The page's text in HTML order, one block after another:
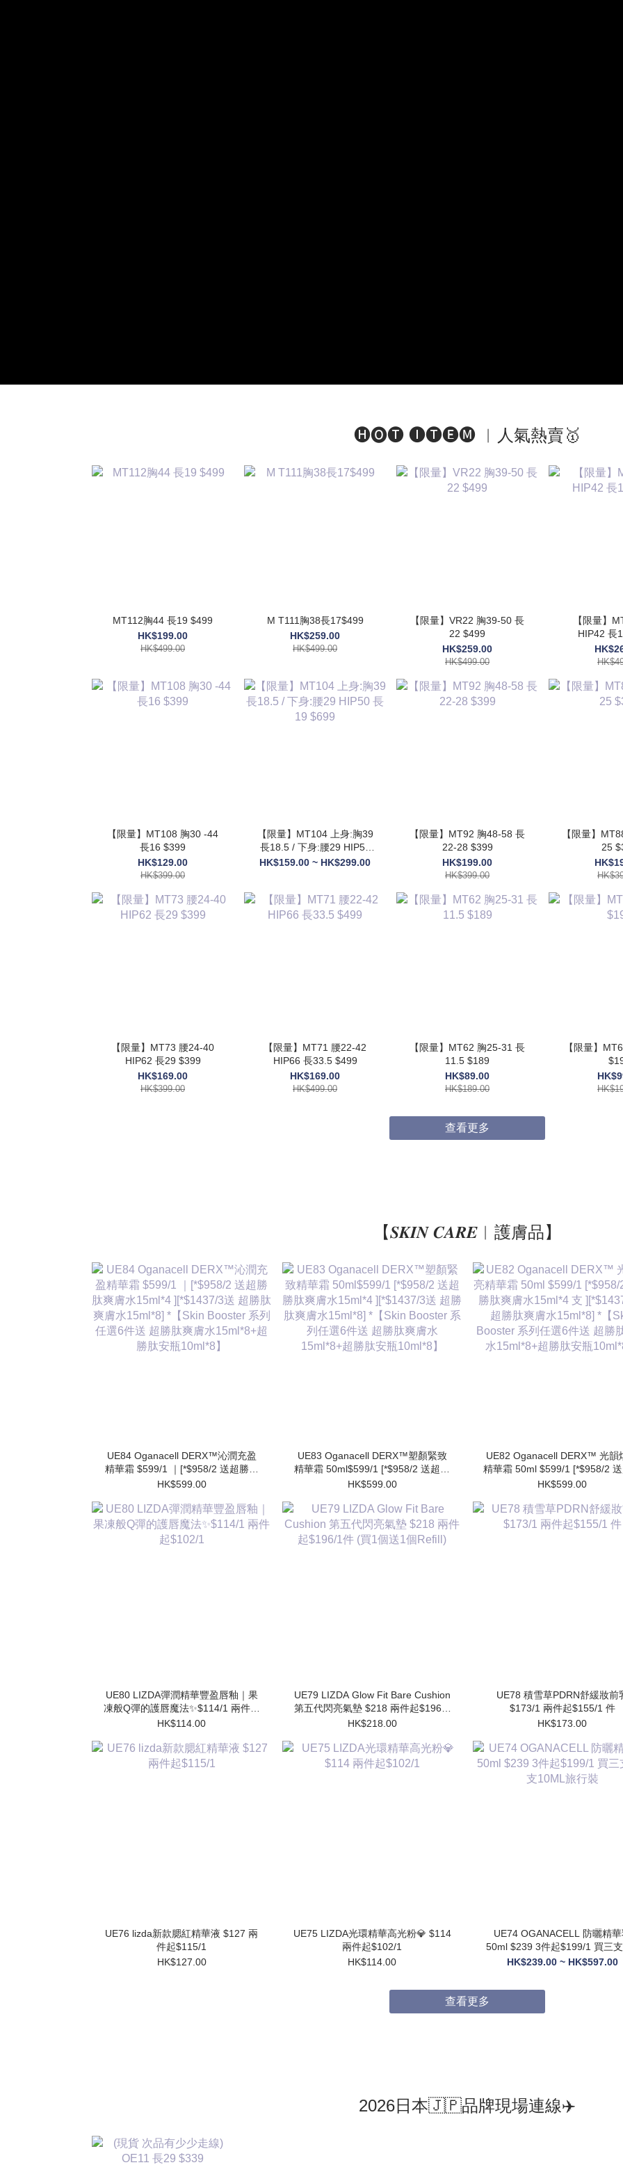
🅗🅞🅣 🅘🅣🅔🅜 ︱人氣熱賣🥇
MT112胸44 長19 $499
HK$199.00
HK$499.00
M T111胸38長17$499
HK$259.00
HK$499.00
【限量】VR22 胸39-50 長
22 $499
HK$259.00
HK$499.00
【限量】
HIP42 長
【限量】MT108 胸30 -44
長16 $399
HK$129.00
HK$399.00
【限量】MT104 上身:胸39
長18.5 / 下身:腰29 HIP50
長19 $699
HK$159.00 ~ HK$299.00
【限量】MT92 胸48-58 長
22-28 $399
HK$199.00
HK$399.00
【限量】
25
【限量】MT73 腰24-40
HIP62 長29 $399
HK$169.00
HK$399.00
【限量】MT71 腰22-42
HIP66 長33.5 $499
HK$169.00
HK$499.00
【限量】MT62 胸25-31 長
11.5 $189
HK$89.00
HK$189.00
【限量】
查看更多
【𝑺𝑲𝑰𝑵 𝑪𝑨𝑹𝑬︱護膚品】
UE84 Oganacell DERX™沁潤充盈
精華霜 $599/1 ｜[*$958/2 送超勝肽
爽膚水15ml*4 ][*$1437/3送 超勝肽
任選6件送 超勝肽爽膚水15ml*8+超
勝肽安瓶10ml*8】
HK$599.00
UE83 Oganacell DERX™塑顏緊致
精華霜 50ml$599/1 [*$958/2 送超勝
肽爽膚水15ml*4 ][*$1437/3送 超勝
列任選6件送 超勝肽爽膚水
15ml*8+超勝肽安瓶10ml*8】
HK$599.00
UE82 Oganacell DERX™ 光韻
精華霜 50ml $599/1 [*$958/2
肽爽膚水15ml*4 支 ][*$1437/3
系列任選6件送 超勝肽爽膚
15ml*8+超勝肽安瓶10ml*8
HK$599.00
UE80 LIZDA彈潤精華豐盈唇釉｜果
凍般Q彈的護唇魔法✨$114/1 兩件起
$102/1
HK$114.00
UE79 LIZDA Glow Fit Bare Cushion
第五代閃亮氣墊 $218 兩件起$196/1
件 (買1個送1個Refill)
HK$218.00
UE78 積雪草PDRN舒緩妝前乳
$173/1 兩件起$155/1 件
HK$173.00
UE76 lizda新款腮紅精華液 $127 兩
件起$115/1
HK$127.00
UE75 LIZDA光環精華高光粉💎 $114
兩件起$102/1
HK$114.00
UE74 OGANACELL 防曬精華乳
50ml $239 3件起$199/1 買三支送6
支10ML旅行裝
HK$239.00 ~ HK$597.00
查看更多
2026日本🇯🇵品牌現場連線✈️